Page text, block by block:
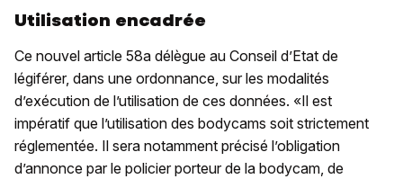
Utilisation encadrée
Ce nouvel article 58a délègue au Conseil d’Etat de
légiférer, dans une ordonnance, sur les modalités
d’exécution de l’utilisation de ces données. «Il est
impératif que l’utilisation des bodycams soit strictement
réglementée. Il sera notamment précisé l’obligation
d’annonce par le policier porteur de la bodycam, de